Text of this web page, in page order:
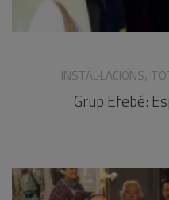
INSTAL·LACIONS,
Grup Efebé: